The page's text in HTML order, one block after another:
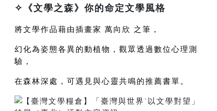
✧ 《文學之森》你的命定文學風格
將文學作品藉由插畫家 萬向欣 之筆，
幻化為姿態各異的動植物，觀眾透過數位心理測
驗，
在森林深處，可遇見與心靈共鳴的推薦書單。